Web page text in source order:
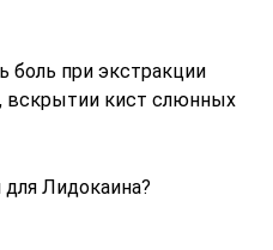
боль при экстракции
вскрытии кист слюнных
Лидокаина?